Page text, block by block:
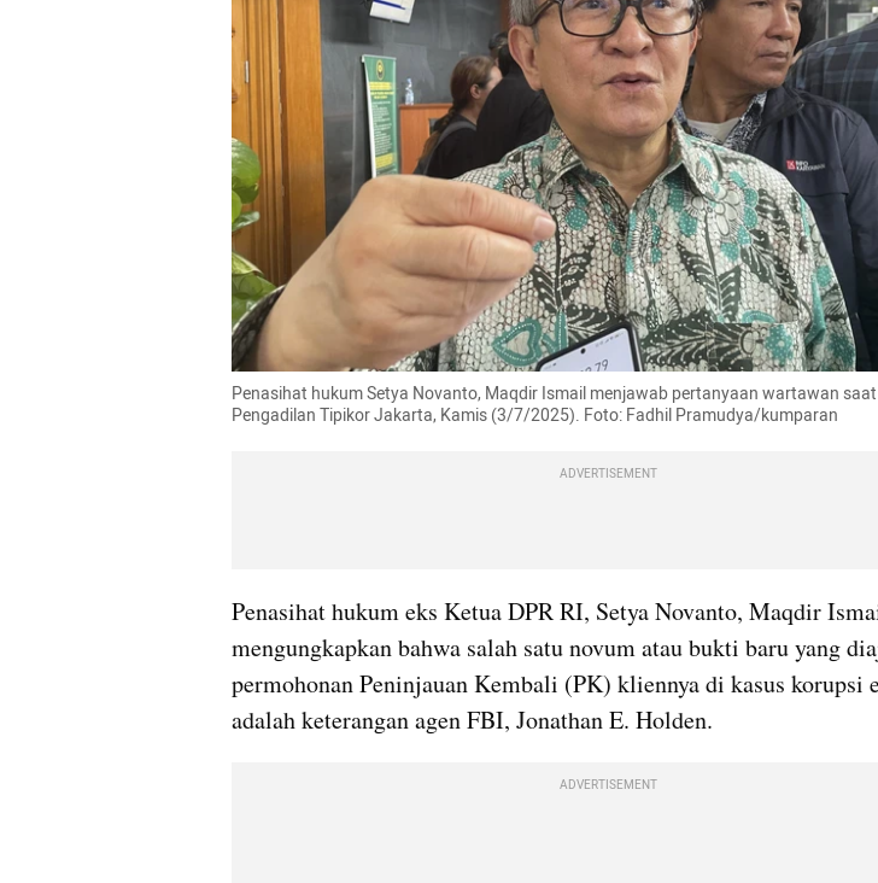
Penasihat hukum Setya Novanto, Maqdir Ismail menjawab pertanyaan wartawan
Pengadilan Tipikor Jakarta, Kamis (3/7/2025). Foto: Fadhil Pramudya/kumparan
ADVERTISEMENT
Penasihat hukum eks Ketua DPR RI, Setya Novanto, Maqdir
mengungkapkan bahwa salah satu novum atau bukti baru yang
permohonan Peninjauan Kembali (PK) kliennya di kasus korupsi
adalah keterangan agen FBI, Jonathan E. Holden.
ADVERTISEMENT